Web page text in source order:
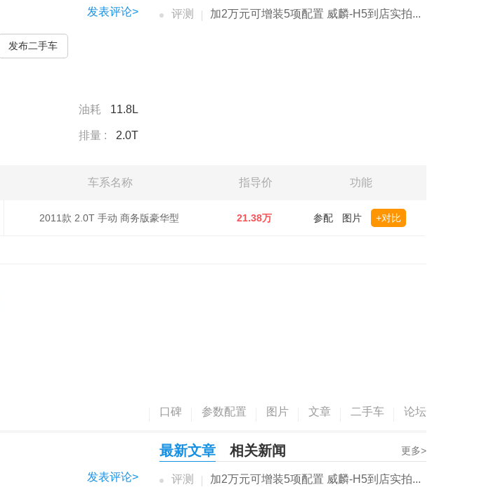
发表评论>
发布二手车
油耗 11.8L
排量 : 2.0T
评测 加2万元可增装5项配置 威麟-H5到店实拍...
车系名称 指导价 功能
2011款 2.0T 手动 商务版豪华型 21.38万 参配 图片 +对比
口碑 参数配置 图片 文章 二手车 论坛
发表评论>
最新文章 相关新闻 更多>
评测 加2万元可增装5项配置 威麟-H5到店实拍...